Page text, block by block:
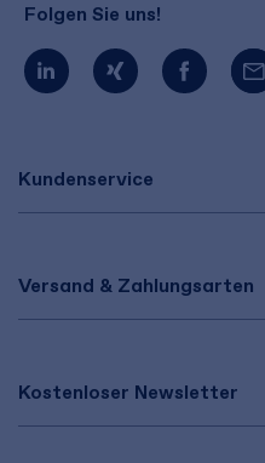
Kundenservice
Versand & Zahlungsarten
Kostenloser Newsletter
Folgen Sie uns!